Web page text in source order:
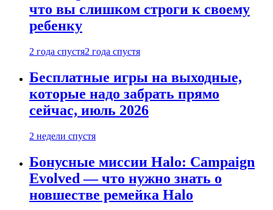
что вы слишком строги к своему
ребенку
2 года спустя2 года спустя
Бесплатные игры на выходные,
которые надо забрать прямо
сейчас, июль 2026
2 недели спустя
Бонусные миссии Halo: Campaign
Evolved — что нужно знать о
новшестве ремейка Halo